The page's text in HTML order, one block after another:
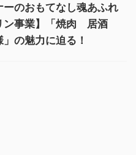
ーのおもてなし魂あふれ
ン事業】「焼肉 居酒
の魅力に迫る！